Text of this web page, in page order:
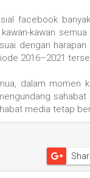
facebook
kawan
dengan
2016–2021
dalam
media tetap